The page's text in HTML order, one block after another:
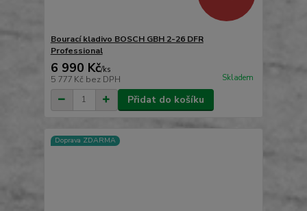
Bourací kladivo BOSCH GBH 2-26 DFR
Professional
6 990 Kč/ks
5 777 Kč bez DPH Skladem
Přidat do košíku
Doprava ZDARMA